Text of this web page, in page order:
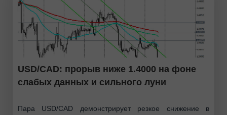
USD/CAD: прорыв ниже 1.4000 на фоне
слабых данных и сильного луни
Пара USD/CAD демонстрирует резкое снижение в